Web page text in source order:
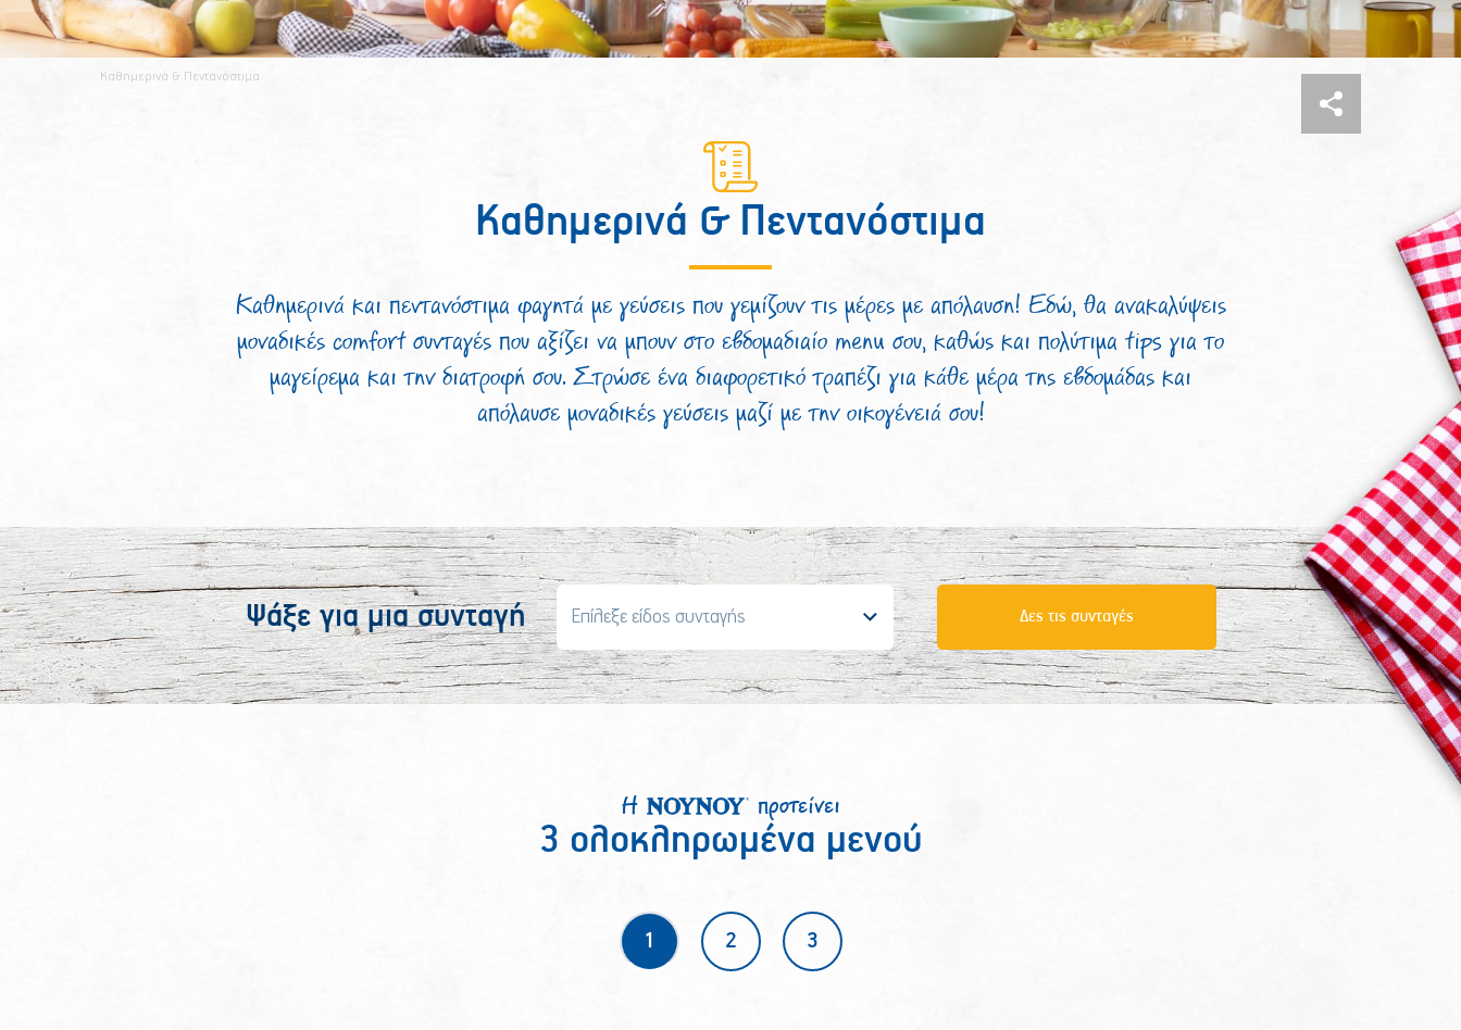
Καθημερινά & Πεντανόστιμα
Καθημερινά & Πεντανόστιμα
Καθημερινά και πεντανόστιμα φαγητά με γεύσεις που γεμίζουν τις μέρες με απόλαυση! Εδώ, θα ανακαλύψεις
μοναδικές comfort συνταγές που αξίζει να μπουν στο εβδομαδιαίο menu σου, καθώς και πολύτιμα tips για το
μαγείρεμα και την διατροφή σου. Στρώσε ένα διαφορετικό τραπέζι για κάθε μέρα της εβδομάδας και
απόλαυσε μοναδικές γεύσεις μαζί με την οικογένειά σου!
Ψάξε για μια συνταγή Επίλεξε είδος συνταγής Δες τις συνταγές
Η προτείνει
3 ολοκληρωμένα μενού
1 2 3